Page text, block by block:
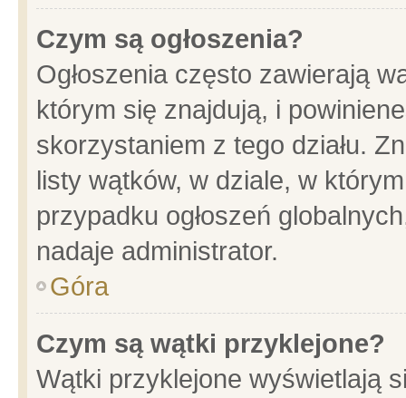
Czym są ogłoszenia?
Ogłoszenia często zawierają
którym się znajdują, i
skorzystaniem z tego działu.
listy wątków, w dziale, w
przypadku ogłoszeń
nadaje administrator.
Góra
Czym są wątki przyklejone?
Wątki przyklejone wyświetlają